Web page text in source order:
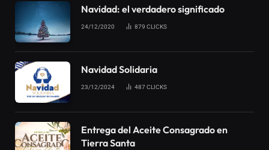
Navidad: el verdadero significado
24/12/2020 879 CLICKS
Navidad Solidaria
23/12/2024 487 CLICKS
Entrega del Aceite Consagrado en
Tierra Santa